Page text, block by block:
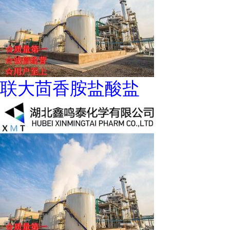
联大茴香胺盐酸盐